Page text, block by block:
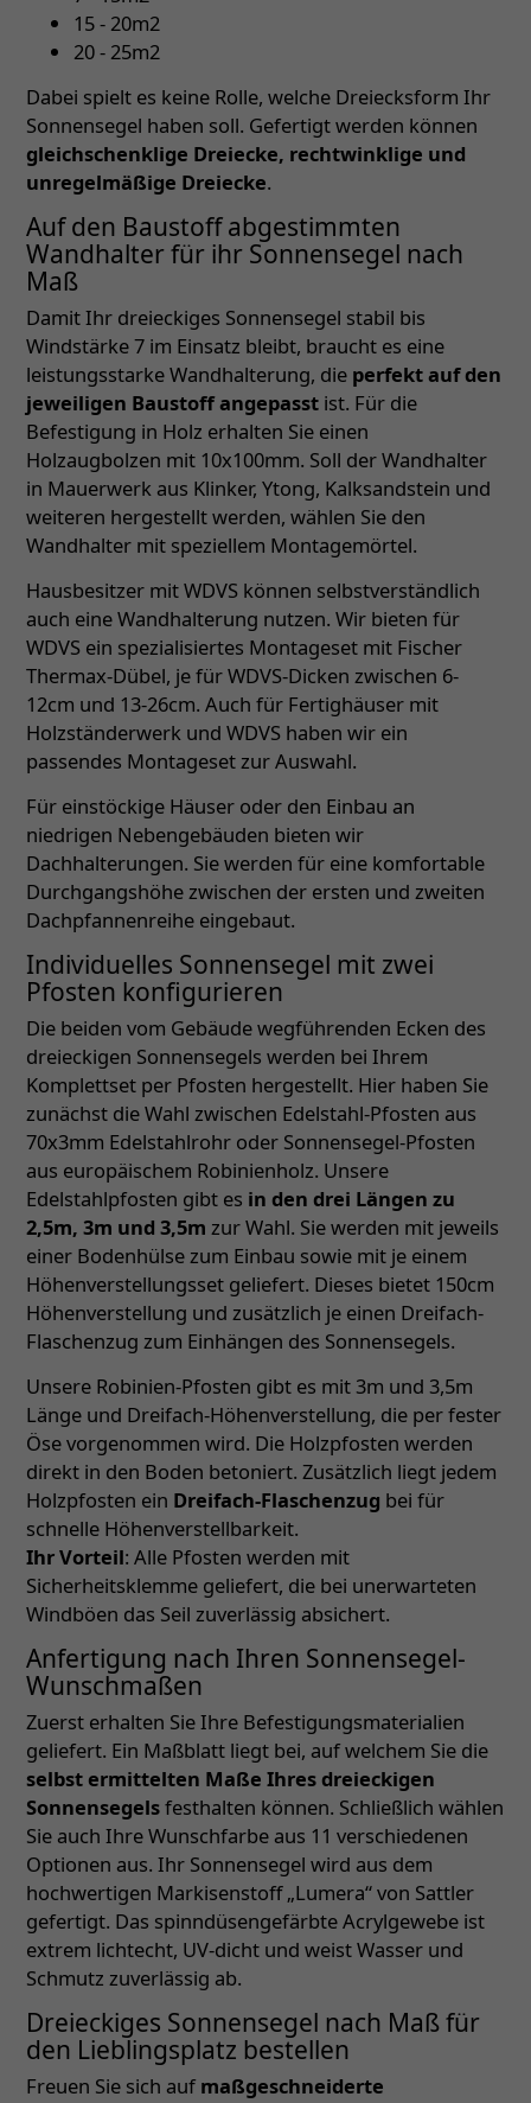
15 - 20m2
20 - 25m2
Dabei spielt es keine Rolle, welche Dreiecksform Ihr
Sonnensegel haben soll. Gefertigt werden können
gleichschenklige Dreiecke, rechtwinklige und
unregelmäßige Dreiecke.
Auf den Baustoff abgestimmten
Wandhalter für ihr Sonnensegel nach
Maß
Damit Ihr dreieckiges Sonnensegel stabil bis
Windstärke 7 im Einsatz bleibt, braucht es eine
leistungsstarke Wandhalterung, die perfekt auf den
jeweiligen Baustoff angepasst ist. Für die
Befestigung in Holz erhalten Sie einen
Holzaugbolzen mit 10x100mm. Soll der Wandhalter
in Mauerwerk aus Klinker, Ytong, Kalksandstein und
weiteren hergestellt werden, wählen Sie den
Wandhalter mit speziellem Montagemörtel.
Hausbesitzer mit WDVS können selbstverständlich
auch eine Wandhalterung nutzen. Wir bieten für
WDVS ein spezialisiertes Montageset mit Fischer
Thermax-Dübel, je für WDVS-Dicken zwischen 6-
12cm und 13-26cm. Auch für Fertighäuser mit
Holzständerwerk und WDVS haben wir ein
passendes Montageset zur Auswahl.
Für einstöckige Häuser oder den Einbau an
niedrigen Nebengebäuden bieten wir
Dachhalterungen. Sie werden für eine komfortable
Durchgangshöhe zwischen der ersten und zweiten
Dachpfannenreihe eingebaut.
Individuelles Sonnensegel mit zwei
Pfosten konfigurieren
Die beiden vom Gebäude wegführenden Ecken des
dreieckigen Sonnensegels werden bei Ihrem
Komplettset per Pfosten hergestellt. Hier haben Sie
zunächst die Wahl zwischen Edelstahl-Pfosten aus
70x3mm Edelstahlrohr oder Sonnensegel-Pfosten
aus europäischem Robinienholz. Unsere
Edelstahlpfosten gibt es in den drei Längen zu
2,5m, 3m und 3,5m zur Wahl. Sie werden mit jeweils
einer Bodenhülse zum Einbau sowie mit je einem
Höhenverstellungsset geliefert. Dieses bietet 150cm
Höhenverstellung und zusätzlich je einen Dreifach-
Flaschenzug zum Einhängen des Sonnensegels.
Unsere Robinien-Pfosten gibt es mit 3m und 3,5m
Länge und Dreifach-Höhenverstellung, die per fester
Öse vorgenommen wird. Die Holzpfosten werden
direkt in den Boden betoniert. Zusätzlich liegt jedem
Holzpfosten ein Dreifach-Flaschenzug bei für
schnelle Höhenverstellbarkeit.
Ihr Vorteil: Alle Pfosten werden mit
Sicherheitsklemme geliefert, die bei unerwarteten
Windböen das Seil zuverlässig absichert.
Anfertigung nach Ihren Sonnensegel-
Wunschmaßen
Zuerst erhalten Sie Ihre Befestigungsmaterialien
geliefert. Ein Maßblatt liegt bei, auf welchem Sie die
selbst ermittelten Maße Ihres dreieckigen
Sonnensegelsfesthalten können. Schließlich wählen
Sie auch Ihre Wunschfarbe aus 11 verschiedenen
Optionen aus. Ihr Sonnensegel wird aus dem
hochwertigen Markisenstoff „Lumera“ von Sattler
gefertigt. Das spinndüsengefärbte Acrylgewebe ist
extrem lichtecht, UV-dicht und weist Wasser und
Schmutz zuverlässig ab.
Dreieckiges Sonnensegel nach Maß für
den Lieblingsplatz bestellen
Freuen Sie sich auf maßgeschneiderte